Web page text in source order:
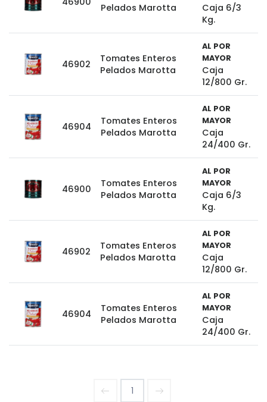
Pelados Marotta
Caja 6/3
Kg.
46902
Tomates Enteros
Pelados Marotta
AL POR
MAYOR
Caja
12/800 Gr.
46904
Tomates Enteros
Pelados Marotta
AL POR
MAYOR
Caja
24/400 Gr.
46900
Tomates Enteros
Pelados Marotta
AL POR
MAYOR
Caja 6/3
Kg.
46902
Tomates Enteros
Pelados Marotta
AL POR
MAYOR
Caja
12/800 Gr.
46904
Tomates Enteros
Pelados Marotta
AL POR
MAYOR
Caja
24/400 Gr.
1